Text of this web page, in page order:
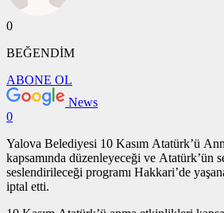
0
BEĞENDİM
ABONE OL
News
0
Yalova Belediyesi 10 Kasım Atatürk’ü
kapsamında düzenleyeceği ve Atatürk’ün
seslendirileceği programı Hakkari’de
iptal etti.